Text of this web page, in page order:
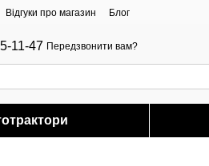
Відгуки про магазин Блог
11-47 Передзвонити вам?